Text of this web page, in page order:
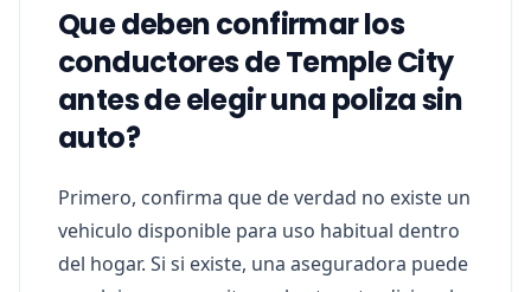
Que deben confirmar los
conductores de Temple City
antes de elegir una poliza sin
auto?
Primero, confirma que de verdad no existe un
vehiculo disponible para uso habitual dentro
del hogar. Si si existe, una aseguradora puede